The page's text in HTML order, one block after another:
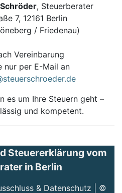
, Steuerberater
7, 12161 Berlin
/ Friedenau)
Vereinbarung
nur per E-Mail an
es um Ihre Steuern geht –
und kompetent.
Steuererklärung vom
in Berlin
& Datenschutz | ©